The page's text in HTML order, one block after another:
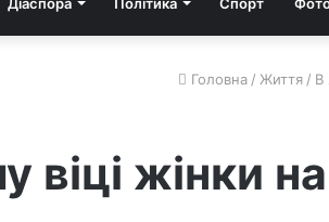
Головна / Життя / В
віці жінки